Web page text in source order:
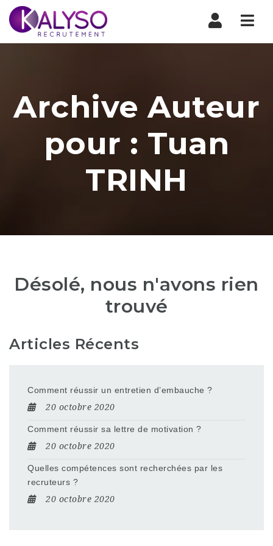
Archive Auteur
pour : Tuan
TRINH
Désolé, nous n'avons rien
trouvé
Articles Récents
Comment réussir un entretien d’embauche ?
20 octobre 2020
Comment réussir sa lettre de motivation ?
20 octobre 2020
Quelles compétences sont recherchées par les
recruteurs ?
20 octobre 2020